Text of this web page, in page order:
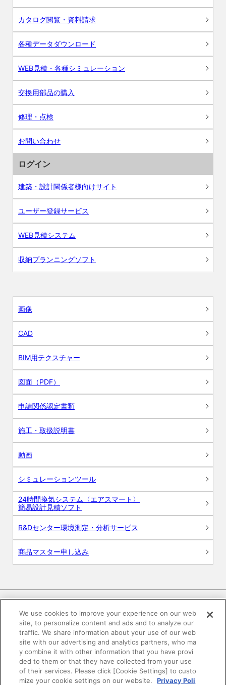
カタログ閲覧・資料請求
各種データダウンロード
WEB見積・各種シミュレーション
交換用部品の購入
修理・点検
お問い合わせ
ログイン
建築・設計関係者様向けサイト
ユーザー登録サービス
WEB見積システム
収納プランニングソフト
画像
CAD
BIM用テクスチャー
図面（PDF）
申請関係認定書類
施工・取扱説明書
動画
シミュレーションツール
24時間換気システム〈エアスマート〉
簡易設計見積ソフト
R&Dセンター環境測定・分析サービス
商品マスター申し込み
電子公告 このWEBサイトについて
プライバシーポリシー
SNSコミュニティガイドライン サイトマップ
We use cookies to improve your experience on our web
site, to personalize content and ads and to analyze our
traffic. We share information about your use of our web
site with our advertising and analytics partners, who ma
y combine it with other information that you have provi
ded to them or that they have collected from your use
of their services. Please click [Cookie Settings] to custo
mize your cookie settings on our website.
Privacy Poli